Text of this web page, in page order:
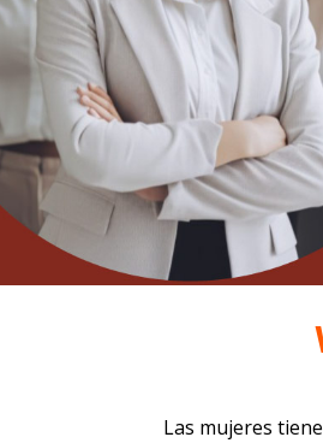
Las mujeres